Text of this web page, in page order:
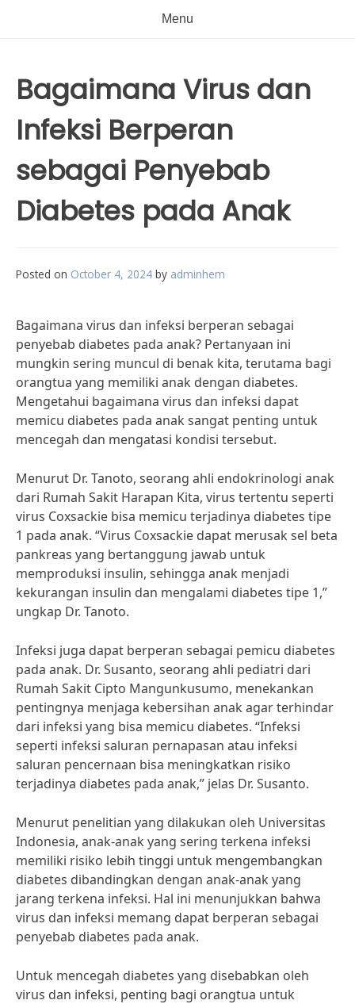
Menu
Bagaimana Virus dan
Infeksi Berperan
sebagai Penyebab
Diabetes pada Anak
Posted on October 4, 2024 by adminhem
Bagaimana virus dan infeksi berperan sebagai
penyebab diabetes pada anak? Pertanyaan ini
mungkin sering muncul di benak kita, terutama bagi
orangtua yang memiliki anak dengan diabetes.
Mengetahui bagaimana virus dan infeksi dapat
memicu diabetes pada anak sangat penting untuk
mencegah dan mengatasi kondisi tersebut.
Menurut Dr. Tanoto, seorang ahli endokrinologi anak
dari Rumah Sakit Harapan Kita, virus tertentu seperti
virus Coxsackie bisa memicu terjadinya diabetes tipe
1 pada anak. “Virus Coxsackie dapat merusak sel beta
pankreas yang bertanggung jawab untuk
memproduksi insulin, sehingga anak menjadi
kekurangan insulin dan mengalami diabetes tipe 1,”
ungkap Dr. Tanoto.
Infeksi juga dapat berperan sebagai pemicu diabetes
pada anak. Dr. Susanto, seorang ahli pediatri dari
Rumah Sakit Cipto Mangunkusumo, menekankan
pentingnya menjaga kebersihan anak agar terhindar
dari infeksi yang bisa memicu diabetes. “Infeksi
seperti infeksi saluran pernapasan atau infeksi
saluran pencernaan bisa meningkatkan risiko
terjadinya diabetes pada anak,” jelas Dr. Susanto.
Menurut penelitian yang dilakukan oleh Universitas
Indonesia, anak-anak yang sering terkena infeksi
memiliki risiko lebih tinggi untuk mengembangkan
diabetes dibandingkan dengan anak-anak yang
jarang terkena infeksi. Hal ini menunjukkan bahwa
virus dan infeksi memang dapat berperan sebagai
penyebab diabetes pada anak.
Untuk mencegah diabetes yang disebabkan oleh
virus dan infeksi, penting bagi orangtua untuk